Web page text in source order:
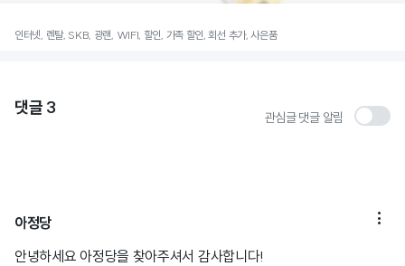
인터넷, 렌탈, SKB, 광랜, WIFI, 할인, 가족 할인, 회선 추가, 사은품
댓글 3 관심글 댓글 알림
아정당 
안녕하세요 아정당을 찾아주셔서 감사합니다!